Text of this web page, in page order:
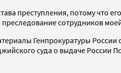
преступления, потому что
сотрудников
Генпрокуратуры
суда о выдаче России